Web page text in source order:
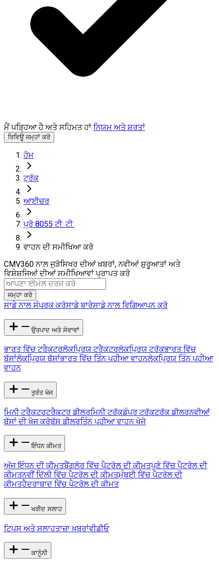
ਮੈਂ ਪੜ੍ਹਿਆ ਹੈ ਅਤੇ ਸਹਿਮਤ ਹਾਂ ਨਿਯਮ ਅਤੇ ਸ਼ਰਤਾਂ
ਰਿਵਿਊ ਜਮ੍ਹਾਂ ਕਰੋ
ਹੋਮ
ਟ੍ਰੱਕ
ਆਈਚਰ
ਪ੍ਰੋ 8055 ਟੀ. ਟੀ.
ਵਾਹਨ ਦੀ ਸਮੀਖਿਆ ਕਰੋ
CMV360 ਨਾਲ ਜੁੜੋਸਿਖਰ ਦੀਆਂ ਖ਼ਬਰਾਂ, ਨਵੀਆਂ ਸ਼ੁਰੂਆਤਾਂ ਅਤੇ
ਵਿਸ਼ੇਸ਼ਜਿਆਂ ਦੀਆਂ ਸਮੀਖਿਆਵਾਂ ਪ੍ਰਾਪਤ ਕਰੋ
ਜਮ੍ਹਾ ਕਰੋ
ਸਾਡੇ ਨਾਲ ਸੰਪਰਕ ਕਰੋਸਾਡੇ ਬਾਰੇਸਾਡੇ ਨਾਲ ਵਿਗਿਆਪਨ ਕਰੋ
ਉਤਪਾਦ ਅਤੇ ਸੇਵਾਵਾਂ
ਭਾਰਤ ਵਿੱਚ ਟਰੈਕਟਰਲੋਕਪ੍ਰਿਯ ਟਰੈਕਟਰਲੋਕਪ੍ਰਿਯ ਟਰੱਕਭਾਰਤ ਵਿੱਚ
ਬੱਸਾਂਲੋਕਪ੍ਰਿਯ ਬੱਸਾਂਭਾਰਤ ਵਿੱਚ ਤਿੰਨ ਪਹੀਆ ਵਾਹਨਲੋਕਪ੍ਰਿਯ ਤਿੰਨ ਪਹੀਆ
ਵਾਹਨ
ਤੁਰੰਤ ਖੋਜ
ਮਿਨੀ ਟਰੈਕਟਰਟਰੈਕਟਰ ਡੀਲਰਮਿਨੀ ਟਰੱਕਡੰਪਰ ਟਰੱਕਟਰੱਕ ਡੀਲਰਨਵੀਆਂ
ਬੱਸਾਂ ਦੀ ਖੋਜ ਕਰੋਬੱਸ ਡੀਲਰਤਿੰਨ ਪਹੀਆ ਵਾਹਨ ਖੋਜੋ
ਇੰਧਨ ਕੀਮਤ
ਅੱਜ ਇੰਧਨ ਦੀ ਕੀਮਤਬੈਂਗਲੋਰ ਵਿੱਚ ਪੈਟਰੋਲ ਦੀ ਕੀਮਤਪੁਣੇ ਵਿੱਚ ਪੈਟਰੋਲ ਦੀ
ਕੀਮਤਨਵੀਂ ਦਿੱਲੀ ਵਿੱਚ ਪੈਟਰੋਲ ਦੀ ਕੀਮਤਮੁੰਬਈ ਵਿੱਚ ਪੈਟਰੋਲ ਦੀ
ਕੀਮਤਹੈਦਰਾਬਾਦ ਵਿੱਚ ਪੈਟਰੋਲ ਦੀ ਕੀਮਤ
ਖਰੀਦ ਸਲਾਹ
ਟਿਪਸ ਅਤੇ ਸਲਾਹਤਾਜ਼ਾ ਖ਼ਬਰਾਂਵੀਡੀਓ
ਕਾਨੂੰਨੀ